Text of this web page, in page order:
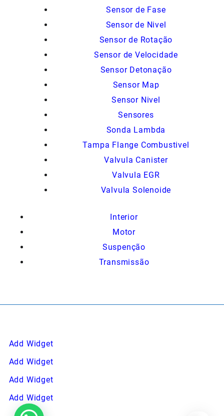
Sensor de Fase
Sensor de Nivel
Sensor de Rotação
Sensor de Velocidade
Sensor Detonação
Sensor Map
Sensor Nivel
Sensores
Sonda Lambda
Tampa Flange Combustivel
Valvula Canister
Valvula EGR
Valvula Solenoide
Interior
Motor
Suspenção
Transmissão
Add Widget
Add Widget
Add Widget
Add Widget